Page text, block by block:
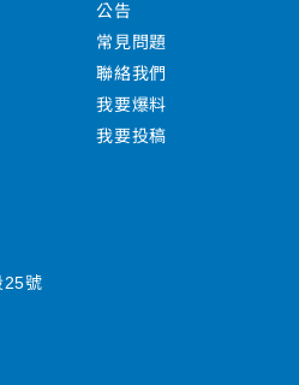
公告
常見問題
聯絡我們
我要爆料
我要投稿
25號